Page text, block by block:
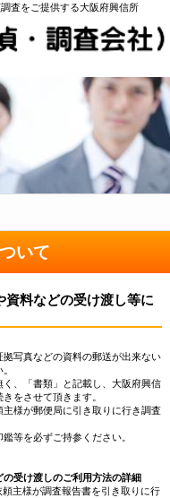
査をご提供する大阪府興信所
いて
資料などの受け渡し等に
写真などの資料の郵送が出来ない
、「書類」と記載し、大阪府興信
をさせて頂きます。
様が郵便局に引き取りに行き調査
等を必ずご持参ください。
受け渡しのご利用方法の詳細
頼主様が調査報告書を引き取りに行